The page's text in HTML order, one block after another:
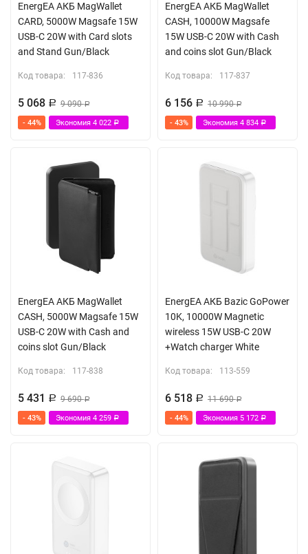
EnergEA АКБ MagWallet
CARD, 5000W Magsafe 15W
USB-C 20W with Card slots
and Stand Gun/Black
Код товара: 117-836
5 068 Р 9 090Р
- 44% Экономия 4 022 Р
EnergEA АКБ MagWallet
CASH, 10000W Magsafe
15W USB-C 20W with Cash
and coins slot Gun/Black
Код товара: 117-837
6 156 Р 10 990Р
- 43% Экономия 4 834 Р
EnergEA АКБ MagWallet
CASH, 5000W Magsafe 15W
USB-C 20W with Cash and
coins slot Gun/Black
Код товара: 117-838
5 431 Р 9 690Р
- 43% Экономия 4 259 Р
EnergEA АКБ Bazic GoPower
10K, 10000W Magnetic
wireless 15W USB-C 20W
+Watch charger White
Код товара: 113-559
6 518 Р 11 690Р
- 44% Экономия 5 172 Р